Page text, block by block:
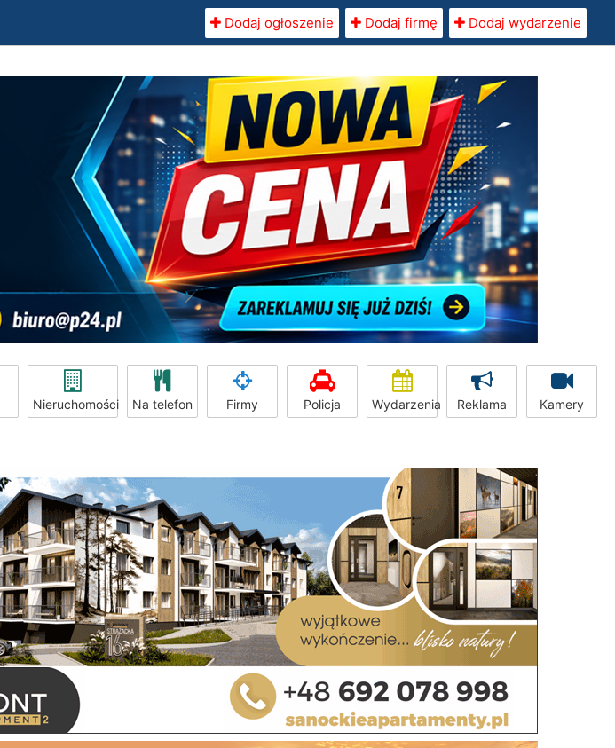
Dodaj ogłoszenie Dodaj firmę Dodaj wydarzenie
Nieruchomości Na telefon Firmy Policja Wydarzenia Reklama Kamery